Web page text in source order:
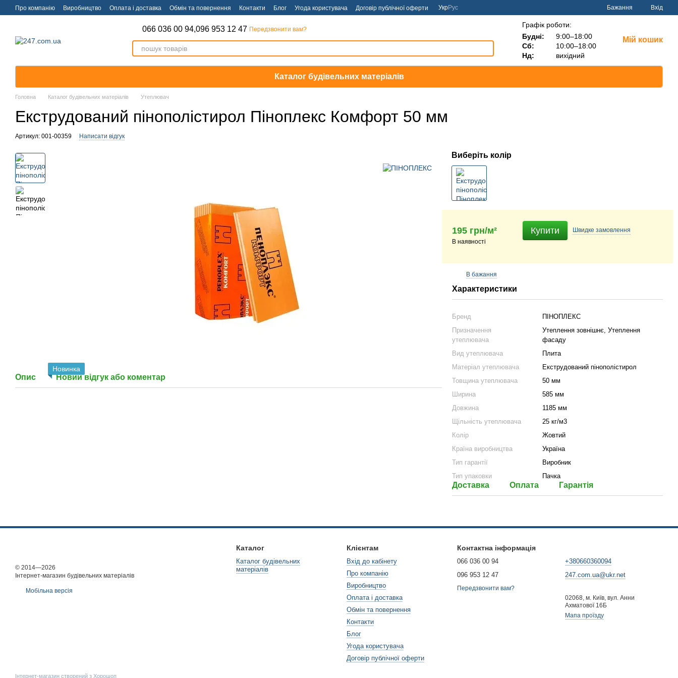
Перейти к основному контенту
Про компанію Виробництво Оплата і доставка Обмін та повернення Контакти Блог Угода користувача Договір публічної оферти УкрРус Бажання Вхід
066 036 00 94,096 953 12 47 Передзвонити вам?
Графік роботи:
Будні:
9:00–18:00
Сб:
10:00–18:00
Нд:
вихідний
Мій кошик
Каталог будівельних матеріалів
Головна Каталог будівельних матеріалів Утеплювач
Екструдований пінополістирол Піноплекс Комфорт 50 мм
Артикул: 001-00359 Написати відгук
Новинка
Опис Новий відгук або коментар
Виберіть колір
195 грн/м²
В наявності
Купити Швидке замовлення
В бажання
Характеристики
Бренд
ПІНОПЛЕКС
Призначення
утеплювача
Утеплення зовнішнє, Утеплення
фасаду
Вид утеплювача
Плита
Матеріал утеплювача
Екструдований пінополістирол
Товщина утеплювача
50 мм
Ширина
585 мм
Довжина
1185 мм
Щільність утеплювача
25 кг/м3
Колір
Жовтий
Країна виробництва
Україна
Тип гарантії
Виробник
Тип упаковки
Пачка
Доставка Оплата Гарантія
© 2014—2026
Інтернет-магазин будівельних матеріалів
Мобільна версія
Інтернет-магазин створений з Хорошоп
Каталог
Каталог будівельних
матеріалів
Клієнтам
Вхід до кабінету
Про компанію
Виробництво
Оплата і доставка
Обмін та повернення
Контакти
Блог
Угода користувача
Договір публічної оферти
Контактна інформація
066 036 00 94
096 953 12 47
Передзвонити вам?
+380660360094
247.com.ua@ukr.net
02068, м. Київ, вул. Анни
Ахматової 16Б
Мапа проїзду